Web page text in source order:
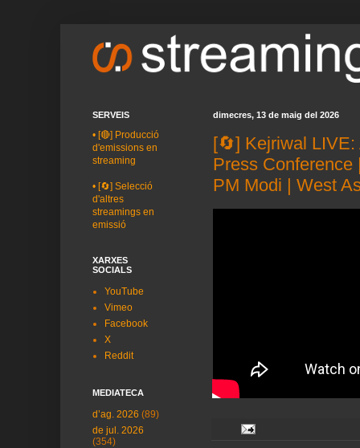
dimecres, 13 de maig del 2026
[🔄] Kejriwal
Press
PM Modi | West
SERVEIS
• [🔴] Producció
d'emissions en
streaming
• [🔄] Selecció
d'altres
streamings en
emissió
XARXES
SOCIALS
YouTube
Vimeo
Facebook
X
Reddit
MEDIATECA
d’ag. 2026 (89)
de jul. 2026
(354)